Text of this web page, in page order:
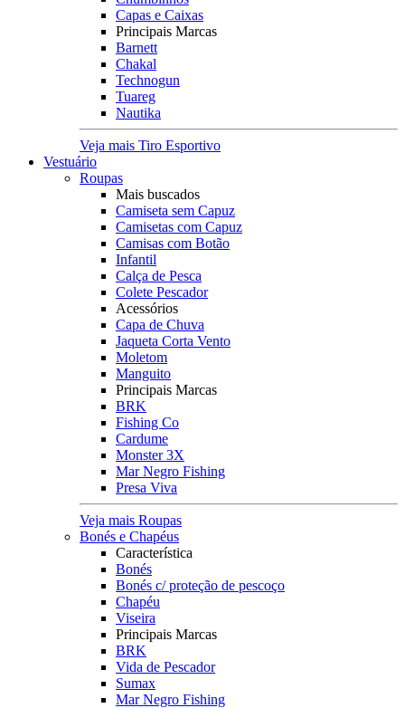
Capas e Caixas
Principais Marcas
Barnett
Chakal
Technogun
Tuareg
Nautika
Veja mais Tiro Esportivo
Vestuário
Roupas
Mais buscados
Camiseta sem Capuz
Camisetas com Capuz
Camisas com Botão
Infantil
Calça de Pesca
Colete Pescador
Acessórios
Capa de Chuva
Jaqueta Corta Vento
Moletom
Manguito
Principais Marcas
BRK
Fishing Co
Cardume
Monster 3X
Mar Negro Fishing
Presa Viva
Veja mais Roupas
Bonés e Chapéus
Característica
Bonés
Bonés c/ proteção de pescoço
Chapéu
Viseira
Principais Marcas
BRK
Vida de Pescador
Sumax
Mar Negro Fishing